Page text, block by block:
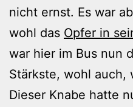
nicht ernst. Es war
wohl das Opfer in
war hier im Bus nun
Stärkste, wohl auch,
Dieser Knabe hatte